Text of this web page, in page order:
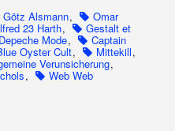
Götz Alsmann, Omar
23 Harth, Gestalt et
Depeche Mode, Captain
Oyster Cult, Mittekill,
Verunsicherung,
, Web Web